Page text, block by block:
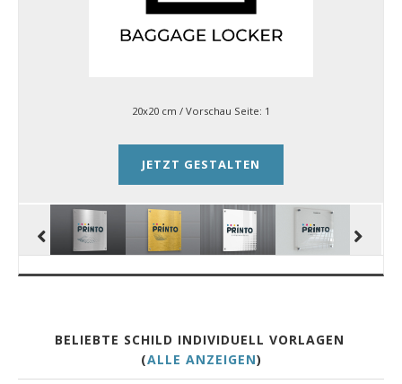
20x20 cm / Vorschau Seite: 1
JETZT GESTALTEN
BELIEBTE SCHILD INDIVIDUELL VORLAGEN
(ALLE ANZEIGEN)